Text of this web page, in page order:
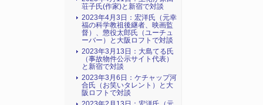
荘子氏(作家)と新宿で対談
2023年4月3日：宏洋氏（元幸
福の科学教祖後継者、映画監
督）、懲役太郎氏（ユーチュ
ーバー）と大阪ロフトで対談
2023年3月13日：大島てる氏
（事故物件公示サイト代表）
と新宿で対談
2023年3月6日：ケチャップ河
合氏（お笑いタレント）と大
阪ロフトで対談